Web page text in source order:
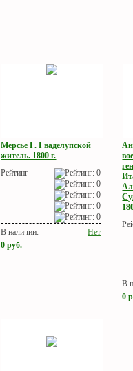
Мерсье Г. Гваделупской
житель. 1800 г.
Рейтинг
В наличии:
Нет
0руб.
В
0